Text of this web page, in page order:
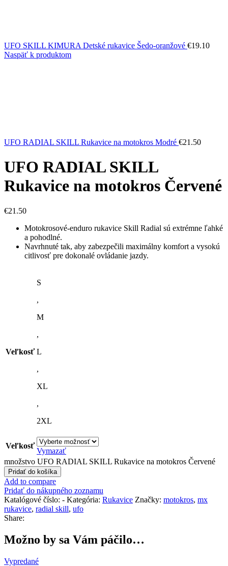
UFO SKILL KIMURA Detské rukavice Šedo-oranžové €19.10
Naspäť k produktom
UFO RADIAL SKILL Rukavice na motokros Modré €21.50
UFO RADIAL SKILL
Rukavice na motokros Červené
€21.50
Motokrosové-enduro rukavice Skill Radial sú extrémne ľahké
a pohodlné.
Navrhnuté tak, aby zabezpečili maximálny komfort a vysokú
citlivosť pre dokonalé ovládanie jazdy.
Veľkosť
S
,
M
,
L
,
XL
,
2XL
Veľkosť
Vymazať
množstvo UFO RADIAL SKILL Rukavice na motokros Červené
Pridať do košíka
Add to compare
Pridať do nákupného zoznamu
Katalógové číslo: - Kategória: Rukavice Značky: motokros, mx
rukavice, radial skill, ufo
Share:
Možno by sa Vám páčilo…
Vypredané